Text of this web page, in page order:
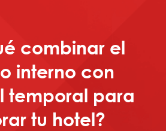
combinar el
interno con
temporal para
tu hotel?